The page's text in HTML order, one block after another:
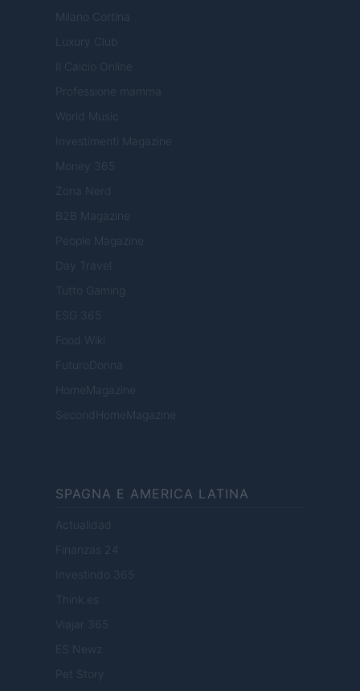
Milano Cortina
Luxury Club
Il Calcio Online
Professione mamma
World Music
Investimenti Magazine
Money 365
Zona Nerd
B2B Magazine
People Magazine
Day Travel
Tutto Gaming
ESG 365
Food Wiki
FuturoDonna
HomeMagazine
SecondHomeMagazine
SPAGNA E AMERICA LATINA
Actualidad
Finanzas 24
Investindo 365
Think.es
Viajar 365
ES Newz
Pet Story